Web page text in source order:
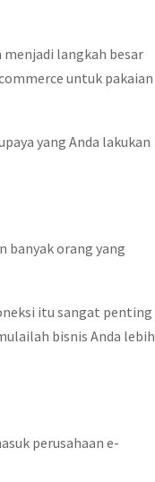
langkah besar
untuk pakaian
yang Anda lakukan
banyak orang yang
itu sangat penting
bisnis Anda lebih
perusahaan e-